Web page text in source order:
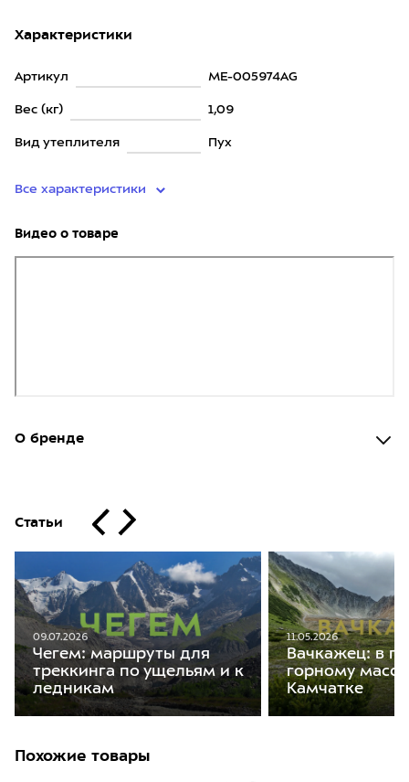
Характеристики
Артикул ME-005974AG
Вес (кг) 1,09
Вид утеплителя Пух
Все характеристики
Видео о товаре
О бренде
Статьи
09.07.2026
Чегем: маршруты для
треккинга по ущельям и к
ледникам
11.05.2026
Вачкажец: в
горному
Камчатке
Похожие товары